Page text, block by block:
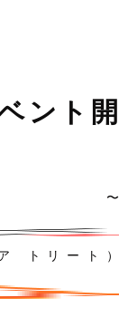
ント開
〜
トリート）